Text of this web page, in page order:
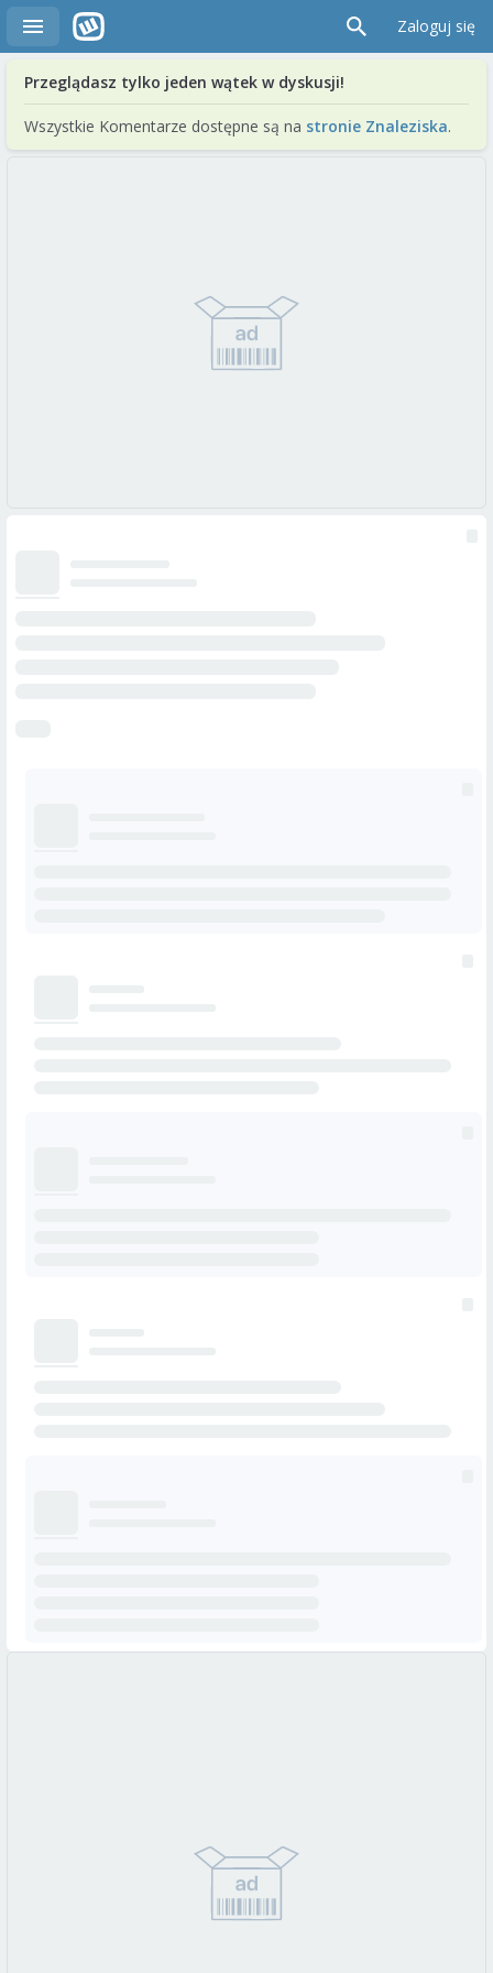
Zaloguj się
Przeglądasz tylko jeden wątek w dyskusji!
Wszystkie Komentarze dostępne są na stronie Znaleziska.